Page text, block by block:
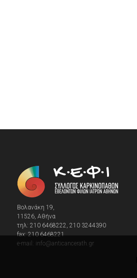
Βολανάκη 19,
11526, Αθήνα
τηλ: 210 6468222, 210 3244390
fax: 210 6468221
e-mail: info@anticancerath.gr